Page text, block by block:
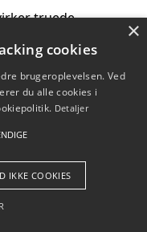
truede
til
Aps
×
cookies
brugeroplevelsen. Ved
du alle cookies i
Detaljer
IKKE COOKIES